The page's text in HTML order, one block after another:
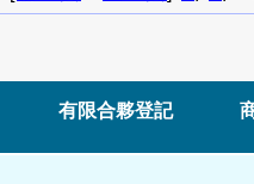
有限合夥登記